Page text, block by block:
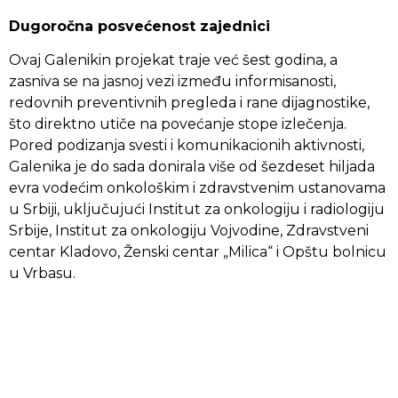
Dugoročna posvećenost zajednici
Ovaj Galenikin projekat traje već šest godina, a
zasniva se na jasnoj vezi između informisanosti,
redovnih preventivnih pregleda i rane dijagnostike,
što direktno utiče na povećanje stope izlečenja.
Pored podizanja svesti i komunikacionih aktivnosti,
Galenika je do sada donirala više od šezdeset hiljada
evra vodećim onkološkim i zdravstvenim ustanovama
u Srbiji, uključujući Institut za onkologiju i radiologiju
Srbije, Institut za onkologiju Vojvodine, Zdravstveni
centar Kladovo, Ženski centar „Milica“ i Opštu bolnicu
u Vrbasu.